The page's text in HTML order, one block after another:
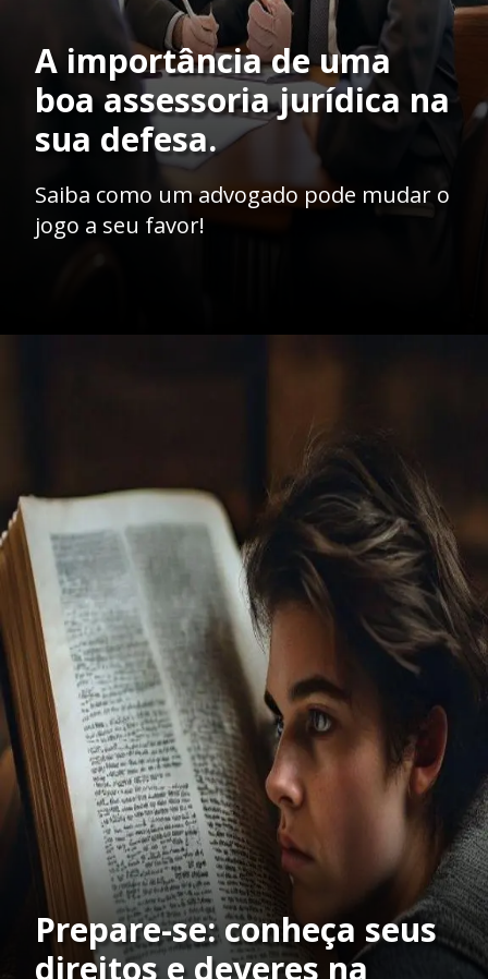
A importância de uma
boa assessoria jurídica na
sua defesa.
Saiba como um advogado pode mudar o
jogo a seu favor!
Prepare-se: conheça seus
direitos e deveres na